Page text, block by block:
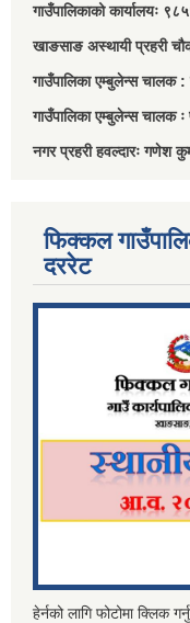
गाउँपालिकाको कार्यालयः
खाङसाङ अस्थायी प्रहरी
गाउँपालिका एम्बुलेन्स
गाउँपालिका एम्बुलेन्स चालक
नगर प्रहरी हवल्दारः गणेश
फिक्कल
दररेट
हेर्नको लागि फोटोमा क्लिक